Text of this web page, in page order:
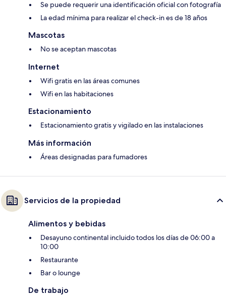
Se puede requerir una identificación oficial con fotografía
La edad mínima para realizar el check-in es de 18 años
Mascotas
No se aceptan mascotas
Internet
Wifi gratis en las áreas comunes
Wifi en las habitaciones
Estacionamiento
Estacionamiento gratis y vigilado en las instalaciones
Más información
Áreas designadas para fumadores
Servicios de la propiedad
Alimentos y bebidas
Desayuno continental incluido todos los días de 06:00 a
10:00
Restaurante
Bar o lounge
De trabajo